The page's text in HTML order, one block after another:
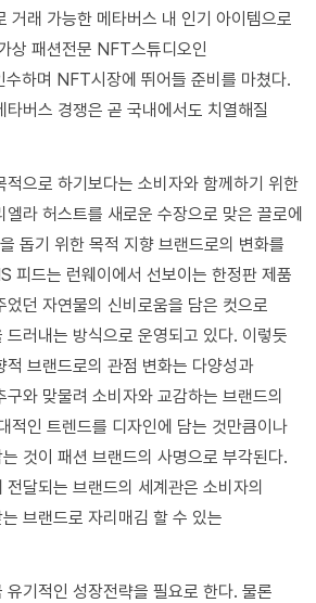
거래 가능한 메타버스 내 인기 아이템으로
상 패션전문 NFT스튜디오인
하며 NFT시장에 뛰어들 준비를 마쳤다.
타버스 경쟁은 곧 국내에서도 치열해질
적으로 하기보다는 소비자와 함께하기 위한
라 허스트를 새로운 수장으로 맞은 끌로에
돕기 위한 목적 지향 브랜드로의 변화를
피드는 런웨이에서 선보이는 한정판 제품
었던 자연물의 신비로움을 담은 컷으로
드러내는 방식으로 운영되고 있다. 이렇듯
적 브랜드로의 관점 변화는 다양성과
와 맞물려 소비자와 교감하는 브랜드의
적인 트렌드를 디자인에 담는 것만큼이나
것이 패션 브랜드의 사명으로 부각된다.
달되는 브랜드의 세계관은 소비자의
브랜드로 자리매김 할 수 있는
유기적인 성장전략을 필요로 한다. 물론